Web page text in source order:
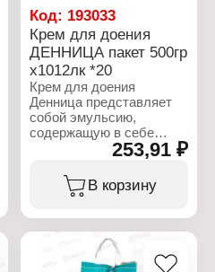
котятам. Экономичный
расход.
Характеристики:
Бренд: PUSSY-CAT
Тип товара: Наполнитель
для кошачьих туалетов
Вариация: океанический
Размер: 4,5л
Код: 193033
Крем для доения
ДЕННИЦА пакет 500гр
х1012лк *20
Крем для доения
Денница представляет
собой эмульсию,
содержащую в себе
вазелин, гель алоэ вера,
экстракт ромашки,
молочную кислоту и
стабилизированный
поистине целебные
качества растение алоэ
253,91 ₽
В корзину